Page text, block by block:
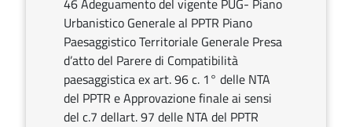
46 Adeguamento del vigente PUG- Piano
Urbanistico Generale al PPTR Piano
Paesaggistico Territoriale Generale Presa
d’atto del Parere di Compatibilità
paesaggistica ex art. 96 c. 1° delle NTA
del PPTR e Approvazione finale ai sensi
del c.7 dellart. 97 delle NTA del PPTR